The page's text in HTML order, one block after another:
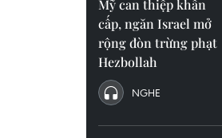
Mỹ can thiệp khẩn
cấp, ngăn Israel mở
rộng đòn trừng phạt
Hezbollah
NGHE